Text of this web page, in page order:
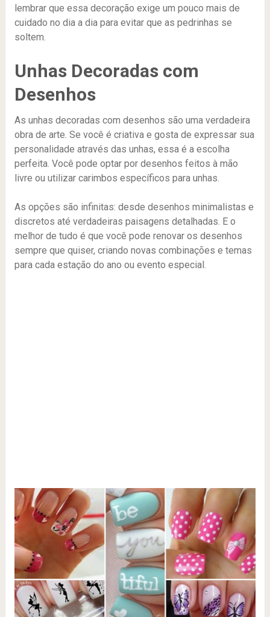
lembrar que essa decoração exige um pouco mais de
cuidado no dia a dia para evitar que as pedrinhas se
soltem.
Unhas Decoradas com
Desenhos
As unhas decoradas com desenhos são uma verdadeira
obra de arte. Se você é criativa e gosta de expressar sua
personalidade através das unhas, essa é a escolha
perfeita. Você pode optar por desenhos feitos à mão
livre ou utilizar carimbos específicos para unhas.
As opções são infinitas: desde desenhos minimalistas e
discretos até verdadeiras paisagens detalhadas. E o
melhor de tudo é que você pode renovar os desenhos
sempre que quiser, criando novas combinações e temas
para cada estação do ano ou evento especial.